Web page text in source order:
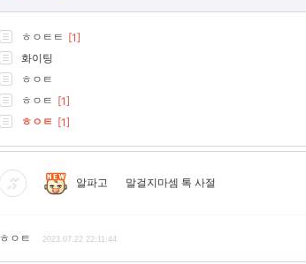
ㅎㅇㅌㅌ [1]
화이팅
ㅎㅇㅌ
ㅎㅇㅌ [1]
ㅎㅇㅌ [1]
알파고 말걸지마셈 톡 사절
ㅎㅇㅌ 2023.07.22 22:11:44